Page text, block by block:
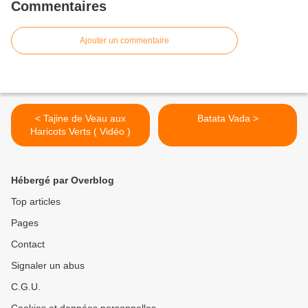
Commentaires
Ajouter un commentaire
< Tajine de Veau aux
Haricots Verts ( Vidéo )
Batata Vada >
Hébergé par Overblog
Top articles
Pages
Contact
Signaler un abus
C.G.U.